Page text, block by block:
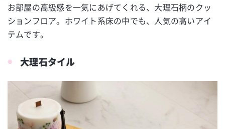
お部屋の高級感を一気にあげてくれる、大理石柄のクッ
ションフロア。ホワイト系床の中でも、人気の高いアイ
テムです。
大理石タイル